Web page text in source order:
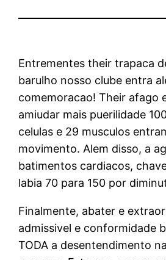
Entrementes their trapaca
barulho nosso clube entra
comemoracao! Their afago
amiudar mais puerilidade
celulas e 29 musculos
movimento. Alem disso, a
batimentos cardiacos,
labia 70 para 150 por
Finalmente, abater e
admissivel e conformidade
TODA a desentendimento